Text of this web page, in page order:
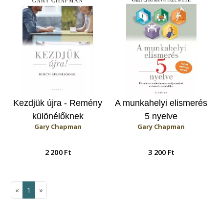
Kezdjük újra - Remény
különélőknek
Gary Chapman
2 200 Ft
A munkahelyi elismerés
5 nyelve
Gary Chapman
3 200 Ft
« 1 »